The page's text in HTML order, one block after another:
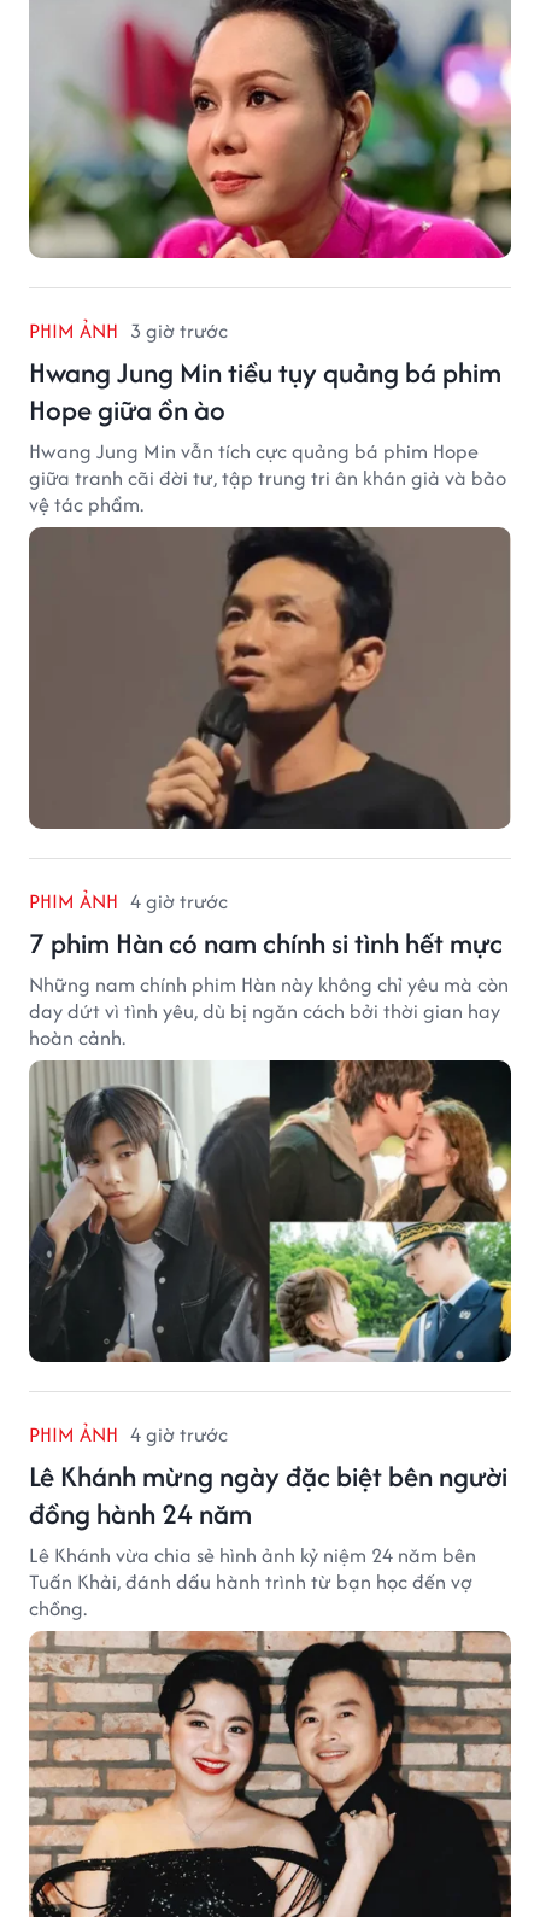
PHIM ẢNH 3 giờ trước
Hwang Jung Min tiều tụy quảng bá phim
Hope giữa ồn ào
Hwang Jung Min vẫn tích cực quảng bá phim Hope
giữa tranh cãi đời tư, tập trung tri ân khán giả và bảo
vệ tác phẩm.
PHIM ẢNH 4 giờ trước
7 phim Hàn có nam chính si tình hết mực
Những nam chính phim Hàn này không chỉ yêu mà còn
day dứt vì tình yêu, dù bị ngăn cách bởi thời gian hay
hoàn cảnh.
PHIM ẢNH 4 giờ trước
Lê Khánh mừng ngày đặc biệt bên người
đồng hành 24 năm
Lê Khánh vừa chia sẻ hình ảnh kỷ niệm 24 năm bên
Tuấn Khải, đánh dấu hành trình từ bạn học đến vợ
chồng.